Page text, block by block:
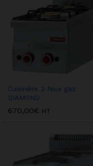
Cuisinière 2 feux gaz
DIAMOND
670,00€ HT